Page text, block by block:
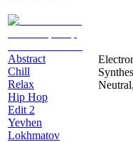
Abstract
Chill
Relax
Hip Hop
Edit 2
Yevhen
Lokhmatov